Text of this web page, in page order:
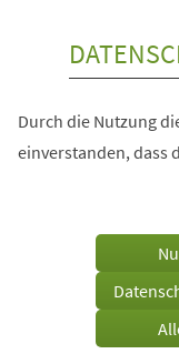
Durch die Nutzung
einverstanden, dass